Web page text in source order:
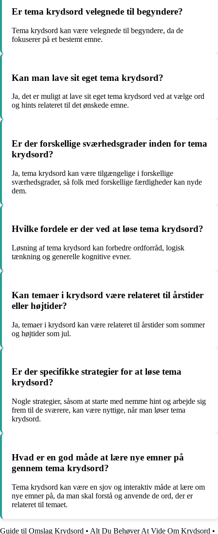
Er tema krydsord velegnede til begyndere?
Tema krydsord kan være velegnede til begyndere, da de
fokuserer på et bestemt emne.
Kan man lave sit eget tema krydsord?
Ja, det er muligt at lave sit eget tema krydsord ved at vælge ord
og hints relateret til det ønskede emne.
Er der forskellige sværhedsgrader inden for tema
krydsord?
Ja, tema krydsord kan være tilgængelige i forskellige
sværhedsgrader, så folk med forskellige færdigheder kan nyde
dem.
Hvilke fordele er der ved at løse tema krydsord?
Løsning af tema krydsord kan forbedre ordforråd, logisk
tænkning og generelle kognitive evner.
Kan temaer i krydsord være relateret til årstider
eller højtider?
Ja, temaer i krydsord kan være relateret til årstider som sommer
og højtider som jul.
Er der specifikke strategier for at løse tema
krydsord?
Nogle strategier, såsom at starte med nemme hint og arbejde sig
frem til de sværere, kan være nyttige, når man løser tema
krydsord.
Hvad er en god måde at lære nye emner på
gennem tema krydsord?
Tema krydsord kan være en sjov og interaktiv måde at lære om
nye emner på, da man skal forstå og anvende de ord, der er
relateret til temaet.
Guide til Omslag Krydsord • Alt Du Behøver At Vide Om Krydsord •